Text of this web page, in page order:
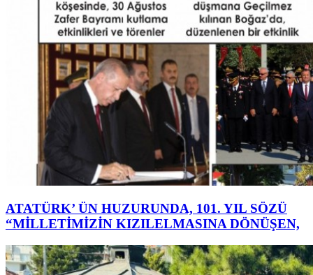
ATATÜRK’ ÜN HUZURUNDA, 101. YIL SÖZÜ
“MİLLETİMİZİN KIZILELMASINA DÖNÜŞEN,